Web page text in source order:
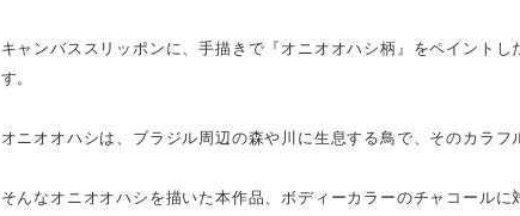
キャンバススリッポンに、手描きで『オニオオハシ柄』をペイント
す。
オニオオハシは、ブラジル周辺の森や川に生息する鳥で、そのカラ
そんなオニオオハシを描いた本作品、ボディーカラーのチャコール